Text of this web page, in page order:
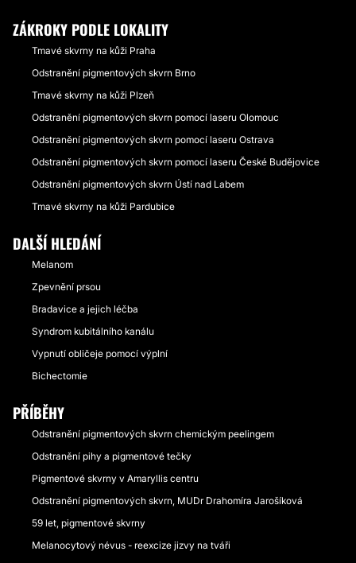
ZÁKROKY PODLE LOKALITY
Tmavé skvrny na kůži Praha
Odstranění pigmentových skvrn Brno
Tmavé skvrny na kůži Plzeň
Odstranění pigmentových skvrn pomocí laseru Olomouc
Odstranění pigmentových skvrn pomocí laseru Ostrava
Odstranění pigmentových skvrn pomocí laseru České Budějovice
Odstranění pigmentových skvrn Ústí nad Labem
Tmavé skvrny na kůži Pardubice
DALŠÍ HLEDÁNÍ
Melanom
Zpevnění prsou
Bradavice a jejich léčba
Syndrom kubitálního kanálu
Vypnutí obličeje pomocí výplní
Bichectomie
PŘÍBĚHY
Odstranění pigmentových skvrn chemickým peelingem
Odstranění pihy a pigmentové tečky
Pigmentové skvrny v Amaryllis centru
Odstranění pigmentových skvrn, MUDr Drahomíra Jarošíková
59 let, pigmentové skvrny
Melanocytový névus - reexcize jizvy na tváři